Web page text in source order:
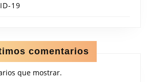
19
comentarios
que mostrar.